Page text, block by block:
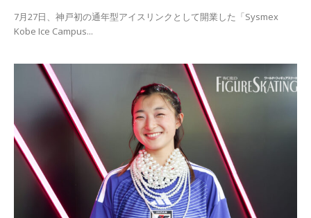
7月27日、神戸初の通年型アイスリンクとして開業した「Sysmex
Kobe Ice Campus...